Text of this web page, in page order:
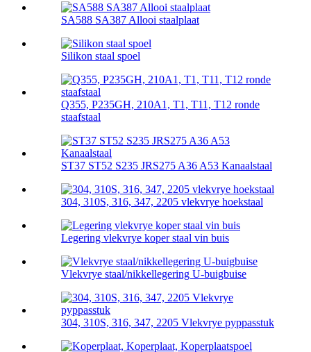
SA588 SA387 Allooi staalplaat
Silikon staal spoel
Q355, P235GH, 210A1, T1, T11, T12 ronde
staafstaal
ST37 ST52 S235 JRS275 A36 A53 Kanaalstaal
304, 310S, 316, 347, 2205 vlekvrye hoekstaal
Legering vlekvrye koper staal vin buis
Vlekvrye staal/nikkellegering U-buigbuise
304, 310S, 316, 347, 2205 Vlekvrye pyppasstuk